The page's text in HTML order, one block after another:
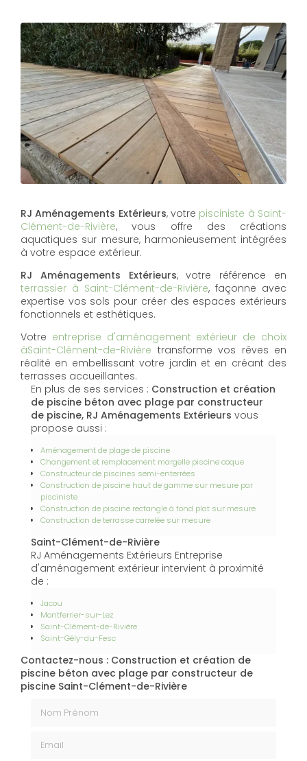
RJ Aménagements Extérieurs, votre pisciniste à Saint-
Clément-de-Rivière, vous offre des créations
aquatiques sur mesure, harmonieusement intégrées
à votre espace extérieur.
RJ Aménagements Extérieurs, votre référence en
terrassier à Saint-Clément-de-Rivière, façonne avec
expertise vos sols pour créer des espaces extérieurs
fonctionnels et esthétiques.
Votre entreprise d'aménagement extérieur de choix
àSaint-Clément-de-Rivière transforme vos rêves en
réalité en embellissant votre jardin et en créant des
terrasses accueillantes.
En plus de ses services : Construction et création
de piscine béton avec plage par constructeur
de piscine, RJ Aménagements Extérieurs vous
propose aussi :
Aménagement de plage de piscine
Changement et remplacement margelle piscine coque
Constructeur de piscines semi-enterrées
Construction de piscine haut de gamme sur mesure par
pisciniste
Construction de piscine rectangle à fond plat sur mesure
Construction de terrasse carrelée sur mesure
Saint-Clément-de-Rivière
RJ Aménagements Extérieurs Entreprise
d'aménagement extérieur intervient à proximité
de :
Jacou
Montferrier-sur-Lez
Saint-Clément-de-Rivière
Saint-Gély-du-Fesc
Contactez-nous : Construction et création de
piscine béton avec plage par constructeur de
piscine Saint-Clément-de-Rivière